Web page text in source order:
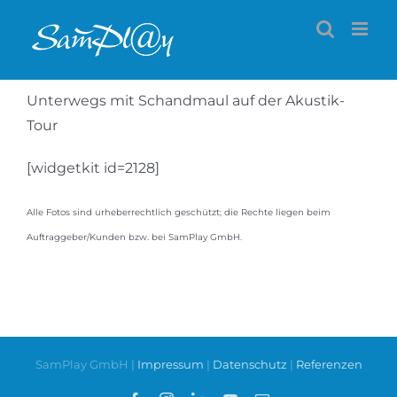
Inhalt
Unterwegs mit Schandmaul auf der Akustik-
Tour
[widgetkit id=2128]
Alle Fotos sind urheberrechtlich geschützt; die Rechte liegen beim
Auftraggeber/Kunden bzw. bei SamPlay GmbH.
SamPlay GmbH | Impressum | Datenschutz | Referenzen